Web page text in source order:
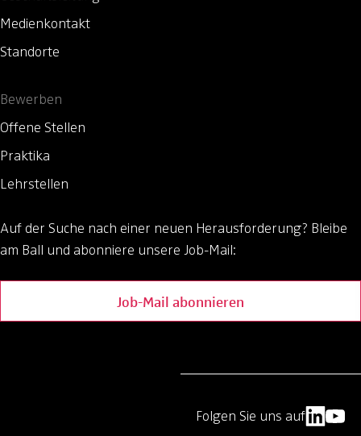
Medienkontakt
Standorte
Bewerben
Offene Stellen
Praktika
Lehrstellen
Auf der Suche nach einer neuen Herausforderung? Bleibe
am Ball und abonniere unsere Job-Mail:
Job-Mail abonnieren
Folgen Sie uns auf